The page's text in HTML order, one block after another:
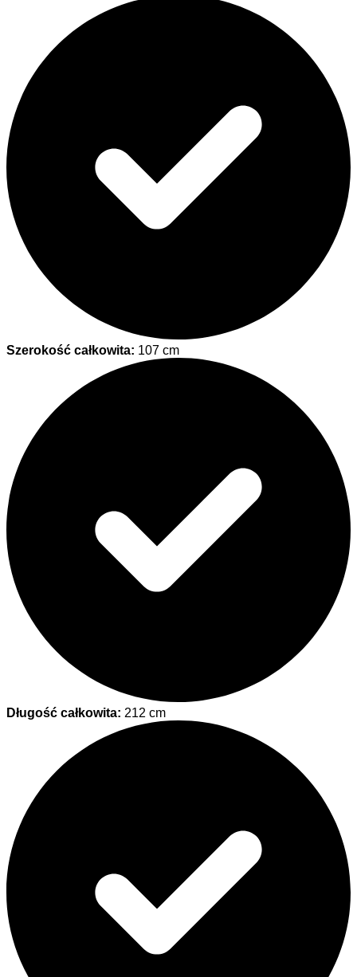
Szerokość całkowita: 107 cm
Długość całkowita: 212 cm